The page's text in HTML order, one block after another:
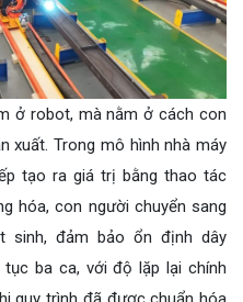
ở robot, mà nằm ở cách con
xuất. Trong mô hình nhà máy
tạo ra giá trị bằng thao tác
hóa, con người chuyển sang
sinh, đảm bảo ổn định dây
ba ca, với độ lặp lại chính